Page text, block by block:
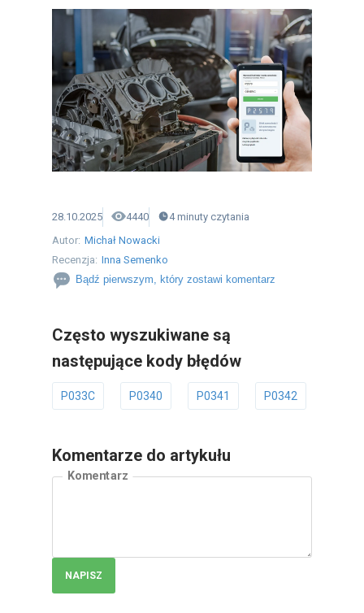
28.10.2025 4440 4 minuty czytania
Autor: Michał Nowacki
Recenzja: Inna Semenko
Bądź pierwszym, który zostawi komentarz
Często wyszukiwane są
następujące kody błędów
P033C P0340 P0341 P0342
Komentarze do artykułu
Komentarz
NAPISZ